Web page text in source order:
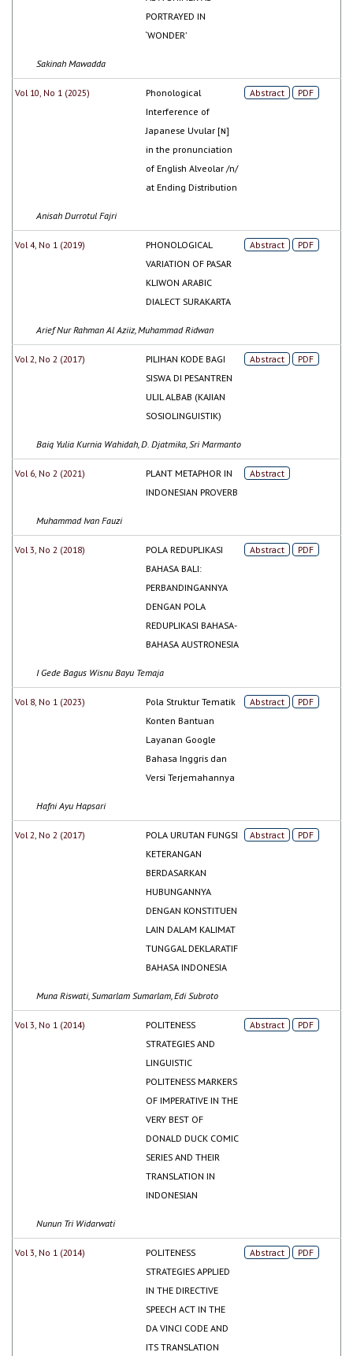
PORTRAYED IN
‘WONDER’
Sakinah Mawadda
Vol 10, No 1 (2025)
Phonological
Interference of
Japanese Uvular [ɴ]
in the pronunciation
of English Alveolar /n/
at Ending Distribution
Abstract PDF
Anisah Durrotul Fajri
Vol 4, No 1 (2019)
PHONOLOGICAL
VARIATION OF PASAR
KLIWON ARABIC
DIALECT SURAKARTA
Abstract PDF
Arief Nur Rahman Al Aziiz, Muhammad Ridwan
Vol 2, No 2 (2017)
PILIHAN KODE BAGI
SISWA DI PESANTREN
ULIL ALBAB (KAJIAN
SOSIOLINGUISTIK)
Abstract PDF
Baiq Yulia Kurnia Wahidah, D. Djatmika, Sri Marmanto
Vol 6, No 2 (2021)
PLANT METAPHOR IN
INDONESIAN PROVERB
Abstract
Muhammad Ivan Fauzi
Vol 3, No 2 (2018)
POLA REDUPLIKASI
BAHASA BALI:
PERBANDINGANNYA
DENGAN POLA
REDUPLIKASI BAHASA-
BAHASA AUSTRONESIA
Abstract PDF
I Gede Bagus Wisnu Bayu Temaja
Vol 8, No 1 (2023)
Pola Struktur Tematik
Konten Bantuan
Layanan Google
Bahasa Inggris dan
Versi Terjemahannya
Abstract PDF
Hafni Ayu Hapsari
Vol 2, No 2 (2017)
POLA URUTAN FUNGSI
KETERANGAN
BERDASARKAN
HUBUNGANNYA
DENGAN KONSTITUEN
LAIN DALAM KALIMAT
TUNGGAL DEKLARATIF
BAHASA INDONESIA
Abstract PDF
Muna Riswati, Sumarlam Sumarlam, Edi Subroto
Vol 3, No 1 (2014)
POLITENESS
STRATEGIES AND
LINGUISTIC
POLITENESS MARKERS
OF IMPERATIVE IN THE
VERY BEST OF
DONALD DUCK COMIC
SERIES AND THEIR
TRANSLATION IN
INDONESIAN
Abstract PDF
Nunun Tri Widarwati
Vol 3, No 1 (2014)
POLITENESS
STRATEGIES APPLIED
IN THE DIRECTIVE
SPEECH ACT IN THE
DA VINCI CODE AND
ITS TRANSLATION
Abstract PDF